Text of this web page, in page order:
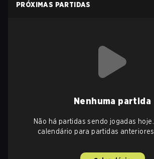
PRÓXIMAS PARTIDAS
Nenhuma partida
Não há partidas sendo jogadas
calendário para partidas anteriores